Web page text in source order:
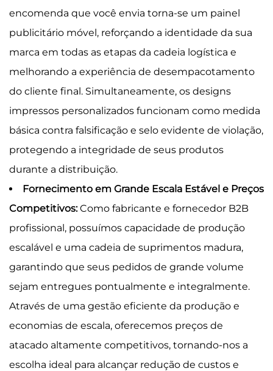
encomenda que você envia torna-se um painel
publicitário móvel, reforçando a identidade da sua
marca em todas as etapas da cadeia logística e
melhorando a experiência de desempacotamento
do cliente final. Simultaneamente, os designs
impressos personalizados funcionam como medida
básica contra falsificação e selo evidente de violação,
protegendo a integridade de seus produtos
durante a distribuição.
Fornecimento em Grande Escala Estável e Preços
Competitivos:Como fabricante e fornecedor B2B
profissional, possuímos capacidade de produção
escalável e uma cadeia de suprimentos madura,
garantindo que seus pedidos de grande volume
sejam entregues pontualmente e integralmente.
Através de uma gestão eficiente da produção e
economias de escala, oferecemos preços de
atacado altamente competitivos, tornando-nos a
escolha ideal para alcançar redução de custos e